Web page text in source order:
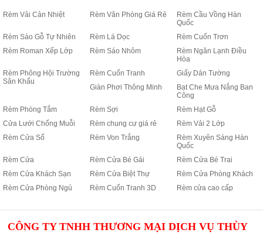
Rèm Vải Cản Nhiệt Rèm Văn Phòng Giá Rẻ
Rèm Cầu Vồng Hàn
Quốc
Rèm Sáo Gỗ Tự Nhiên
Rèm Lá Dọc
Rèm Cuốn Trơn
Rèm Roman Xếp Lớp
Rèm Sáo Nhôm
Rèm Ngăn Lạnh Điều
Hòa
Rèm Phông Hội Trường
Sân Khấu
Rèm Cuốn Tranh
Giấy Dán Tường
Giàn Phơi Thông Minh
Bạt Che Mưa Nắng Ban
Công
Rèm Phòng Tắm
Rèm Sợi
Rèm Hạt Gỗ
Cửa Lưới Chống Muỗi
Rèm chung cư giá rẻ
Rèm Vải 2 Lớp
Rèm Cửa Sổ
Rèm Von Trắng
Rèm Xuyên Sáng Hàn
Quốc
Rèm Cửa
Rèm Cửa Bé Gái
Rèm Cửa Bé Trai
Rèm Cửa Khách Sạn
Rèm Cửa Biệt Thự
Rèm Cửa Phòng Khách
Rèm Cửa Phòng Ngủ
Rèm Cuốn Tranh 3D Rèm cửa cao cấp
CÔNG TY TNHH THƯƠNG MẠI DỊCH VỤ THÙY